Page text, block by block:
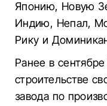
Японию, Новую
Индию, Непал,
Рику и
Ранее в
строительстве
завода по